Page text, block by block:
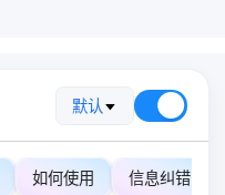
默认
如何使用 信息纠错